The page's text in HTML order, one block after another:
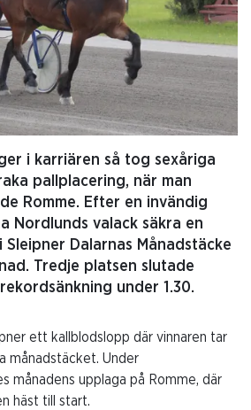
i karriären så tog sexåriga
pallplacering, när man
Romme. Efter en invändig
Nordlunds valack säkra en
Dalarnas Månadstäcke
Tredje platsen slutade
under 1.30.
ett kallblodslopp där vinnaren tar
månadstäcket. Under
månadens upplaga på Romme, där
häst till start.